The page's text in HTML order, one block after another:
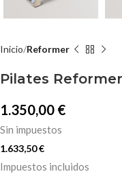
Inicio Reformer
Pilates
1.350,00 €
Sin impuestos
1.633,50€
Impuestos incluidos